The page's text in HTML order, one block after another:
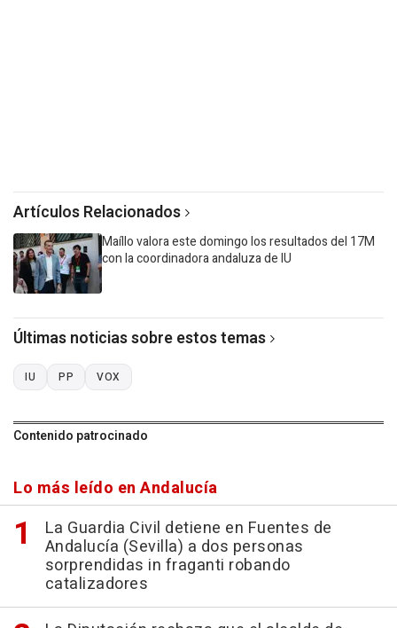
Artículos Relacionados
Maíllo valora este domingo los resultados del 17M
con la coordinadora andaluza de IU
Últimas noticias sobre estos temas
IU PP VOX
Contenido patrocinado
Lo más leído en Andalucía
La Guardia Civil detiene en Fuentes de
Andalucía (Sevilla) a dos personas
sorprendidas in fraganti robando
catalizadores